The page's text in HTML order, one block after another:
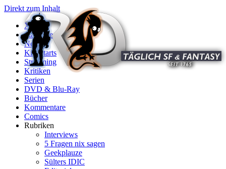
Direkt zum Inhalt
X
Startseite
News
Kinostarts
Streaming
Kritiken
Serien
DVD & Blu-Ray
Bücher
Kommentare
Comics
Rubriken
Interviews
5 Fragen nix sagen
Geekplauze
Sülters IDIC